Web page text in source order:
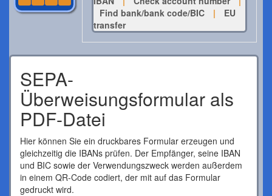
Find bank/bank code/BIC
|
EU
transfer
SEPA-
Überweisungsformular als
PDF-Datei
Hier können Sie ein druckbares Formular erzeugen und
gleichzeitig die IBANs prüfen. Der Empfänger, seine IBAN
und BIC sowie der Verwendungszweck werden außerdem
in einem QR-Code codiert, der mit auf das Formular
gedruckt wird.